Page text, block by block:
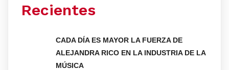
Recientes
CADA DÍA ES MAYOR LA FUERZA DE
ALEJANDRA RICO EN LA INDUSTRIA DE LA
MÚSICA